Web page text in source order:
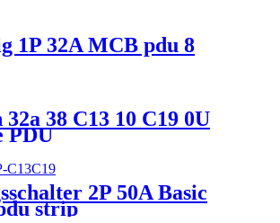
1P 32A MCB pdu 8
32a 38 C13 10 C19 0U
PDU
2P 50A Basic
strip